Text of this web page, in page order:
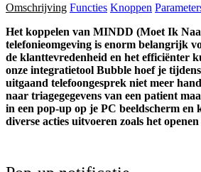
Omschrijving Functies Knoppen
Het koppelen van MINDD (Moet Ik
telefonieomgeving is enorm belangrijk
de klanttevredenheid en het efficiënter
onze integratietool Bubble hoef je
uitgaand telefoongesprek niet meer
naar triagegegevens van een patient
in een pop-up op je PC beeldscherm
diverse acties uitvoeren zoals het